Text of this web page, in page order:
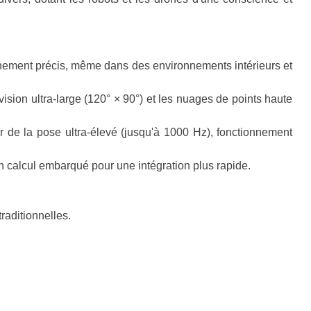
précis, même dans des environnements intérieurs et
ultra-large (120° × 90°) et les nuages ​​de points haute
la pose ultra-élevé (jusqu'à 1000 Hz), fonctionnement
embarqué pour une intégration plus rapide.